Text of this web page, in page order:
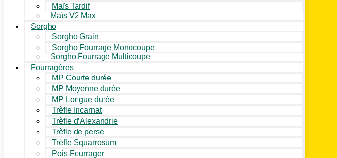
Maïs Tardif
Maïs V2 Max
Sorgho
Sorgho Grain
Sorgho Fourrage Monocoupe
Sorgho Fourrage Multicoupe
Fourragères
MP Courte durée
MP Moyenne durée
MP Longue durée
Trèfle Incarnat
Trèfle d’Alexandrie
Trèfle de perse
Trèfle Squarrosum
Pois Fourrager